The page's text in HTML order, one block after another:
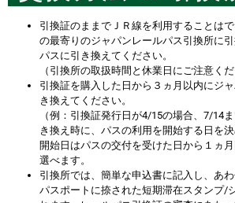
引換証のままでＪＲ線を利用することは
の最寄りのジャパンレールパス引換所に引
パスに引き換えてください。
（引換所の取扱時間と休業日にご注意くだ
引換証を購入した日から３ヵ月以内にジ
き換えてください。
（例：引換証発行日が4/15の場合、7/14
き換え時に、パスの利用を開始する日を
開始日はパスの交付を受けた日から１ヵ
選べます。
引換所では、簡単な申込書に記入し、あ
パスポートに捺された短期滞在スタンプ/